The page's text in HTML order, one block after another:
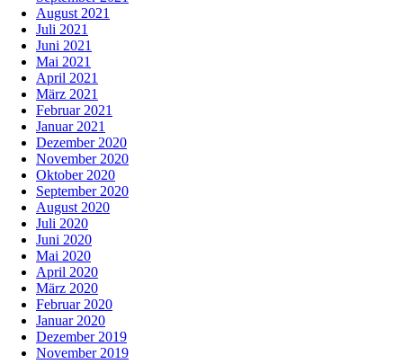
August 2021
Juli 2021
Juni 2021
Mai 2021
April 2021
März 2021
Februar 2021
Januar 2021
Dezember 2020
November 2020
Oktober 2020
September 2020
August 2020
Juli 2020
Juni 2020
Mai 2020
April 2020
März 2020
Februar 2020
Januar 2020
Dezember 2019
November 2019